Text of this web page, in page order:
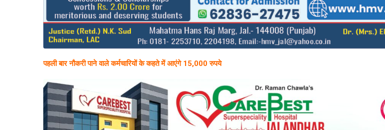
पहली बार नौकरी पाने वाले कर्मचारियों के कहते में आएंगे 15,000 रुपये